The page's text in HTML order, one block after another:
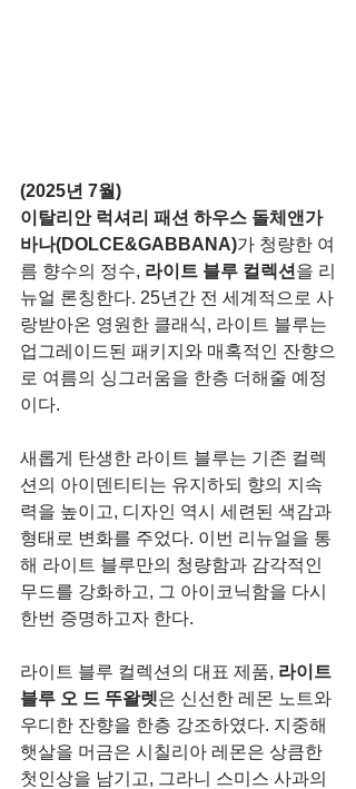
(2025년 7월)
이탈리안 럭셔리 패션 하우스 돌체앤가
바나(DOLCE&GABBANA)가 청량한 여
름 향수의 정수, 라이트 블루 컬렉션 을 리
뉴얼 론칭한다. 25년간 전 세계적으로 사
랑받아온 영원한 클래식, 라이트 블루는
업그레이드된 패키지와 매혹적인 잔향으
로 여름의 싱그러움을 한층 더해줄 예정
이다.
새롭게 탄생한 라이트 블루는 기존 컬렉
션의 아이덴티티는 유지하되 향의 지속
력을 높이고, 디자인 역시 세련된 색감과
형태로 변화를 주었다. 이번 리뉴얼을 통
해 라이트 블루만의 청량함과 감각적인
무드를 강화하고, 그 아이코닉함을 다시
한번 증명하고자 한다.
라이트 블루 컬렉션의 대표 제품, 라이트
블루 오 드 뚜왈렛은 신선한 레몬 노트와
우디한 잔향을 한층 강조하였다. 지중해
햇살을 머금은 시칠리아 레몬은 상큼한
첫인상을 남기고, 그라니 스미스 사과의